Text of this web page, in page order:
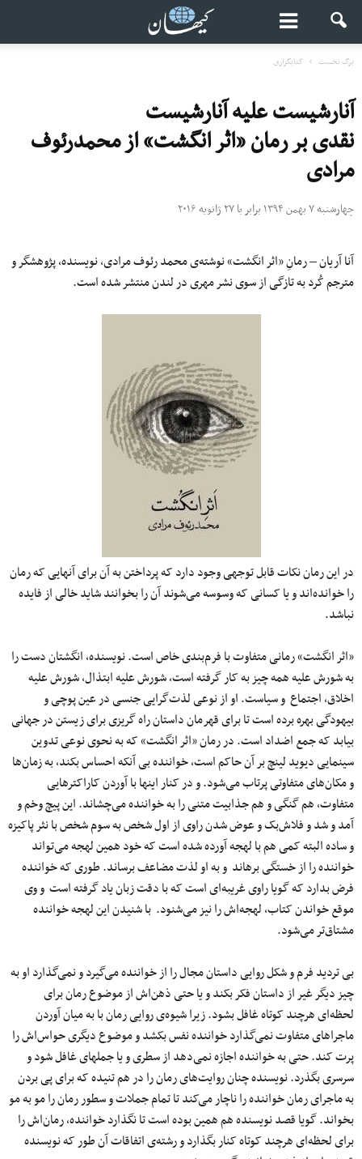
برگ نخست کتابگزاری
آنارشیست علیه آنارشیست
نقدی بر رمان «اثر انگشت» از محمد‌رئوف
مرادی
چهارشنبه ۷ بهمن ۱۳۹۴ برابر با ۲۷ ژانویه ۲۰۱۶
آنا آریان – رمانِ «اثر انگشت» نوشته‌ی محمد رئوف مرادی، نویسنده، پژوهشگر و
مترجم کُرد به تازگی از سوی نشر مهری در لندن منتشر شده است.
در این رمان نکات قابل توجهی وجود دارد که پرداختن به آن برای آنهایی که رمان
را خوانده‌اند و یا کسانی که وسوسه می‌شوند آن را بخوانند شاید خالی از فایده
نباشد.
«اثر انگشت» رمانی متفاوت با فرم‌بندی خاص است. نویسنده، انگشتان دست را
به شورش علیه همه چیز به کار گرفته است، شورش علیه ابتذال، شورش علیه
اخلاق، اجتماع و سیاست. او از نوعی لذت‌گرایی جنسی در عین پوچی و
بیهودگی بهره برده است تا برای قهرمان داستان راه گریزی برای زیستن در جهانی
بیابد که جمع اضداد است. در رمان «اثر انگشت» که به نحوی نوعی تدوین
سینمایی دیوید لینچ بر آن حاکم است، خواننده بی آنکه احساس بکند، به زمان‌ها
و مکان‌های متفاوتی پرتاب می‌شود. و در کنار اینها با آوردن کاراکترهایی
متفاوت، هم گنگی و هم جذابیت متنی را به خواننده می‌چشاند. این پیچ وخم و
آمد و شد و فلاش‌بک و عوض شدن راوی از اول شخص به سوم شخص با نثر پاکیزه
و ساده البته کمی هم با لهجه آورده شده است که خود همین لهجه می‌تواند
خواننده را از خستگی برهاند و به او لذت مضاعف برساند. طوری که خواننده
فرض بدارد که گویا راوی غریبه‌ای است که با دقت زبان یاد گرفته است و وی
موقع خواندن کتاب، لهجه‌اش را نیز می‌شنود. با شنیدن این لهجه خواننده
مشتاق‌تر می‌شود.
بی تردید فرم و شکل روایی داستان مجال را از خواننده می‌گیرد و نمی‌گذارد ‌او به
چیز دیگر غیر از داستان فکر بکند و یا حتی ذهن‌اش از موضوع رمان برای
لحظه‌ای هرچند کوتاه غافل بشود. زیرا شیوه‌ی روایی رمان با به میان آوردن
ماجراهای متفاوت نمی‌گذارد خواننده نفس بکشد و موضوع دیگری حواس‌اش را
پرت کند. حتی به خواننده اجازه نمی‌دهد از سطری و یا جمله‎ای غافل شود و
سرسری بگذرد. نویسنده چنان روایت‌های رمان را در هم تنیده که برای پی بردن
به ماجرای رمان خواننده را ناچار می‌کند تا تمام جملات و سطور رمان را مو به مو
بخواند. گویا قصد نویسنده هم همین بوده است تا نگذارد خواننده، رمان‌اش را
برای لحظه‌ای هرچند کوتاه کنار بگذارد و رشته‌ی اتفاقات آن طور که نویسنده